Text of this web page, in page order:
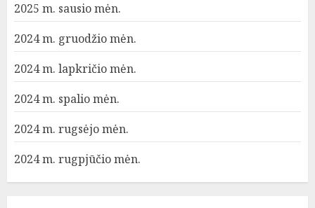
2025 m. sausio mėn.
2024 m. gruodžio mėn.
2024 m. lapkričio mėn.
2024 m. spalio mėn.
2024 m. rugsėjo mėn.
2024 m. rugpjūčio mėn.